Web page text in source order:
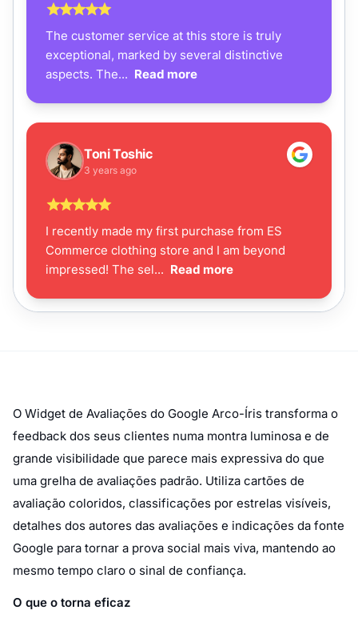
O Widget de Avaliações do Google Arco-Íris transforma o
feedback dos seus clientes numa montra luminosa e de
grande visibilidade que parece mais expressiva do que
uma grelha de avaliações padrão. Utiliza cartões de
avaliação coloridos, classificações por estrelas visíveis,
detalhes dos autores das avaliações e indicações da fonte
Google para tornar a prova social mais viva, mantendo ao
mesmo tempo claro o sinal de confiança.
O que o torna eficaz